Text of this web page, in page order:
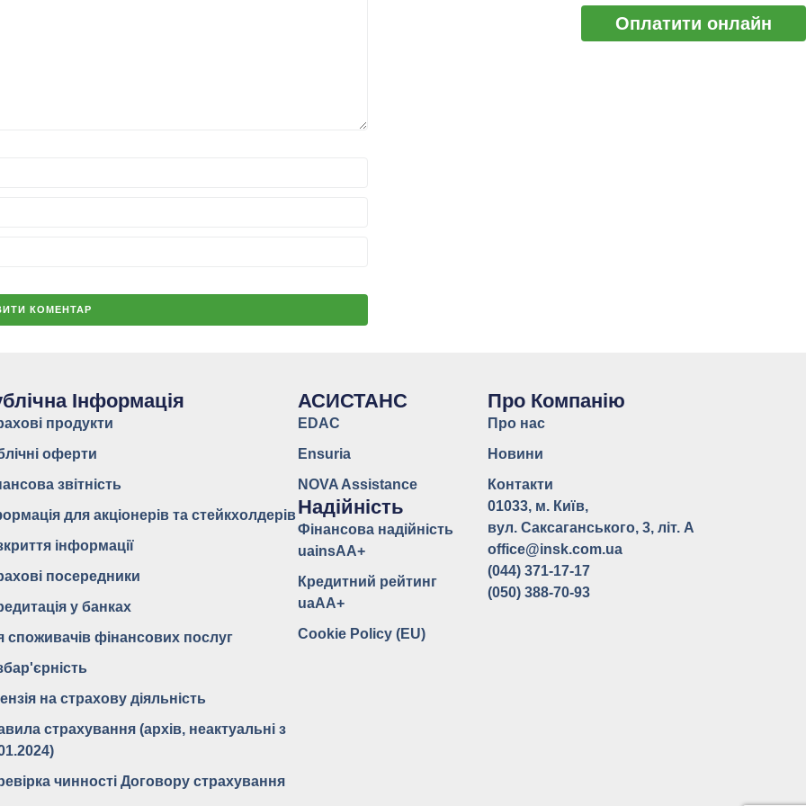
Оплатити онлайн
Інформація
продукти
оферти
звітність
для акціонерів та стейкхолдерів
інформації
посередники
у банках
споживачів фінансових послуг
на страхову діяльність
страхування (архів, неактуальні з
чинності Договору страхування
АСИСТАНС
EDAC
Ensuria
NOVA Assistance
Надійність
Фінансова надійність
uainsAA+
Кредитний рейтинг
uaAA+
Cookie Policy (EU)
Про Компанію
Про нас
Новини
Контакти
01033, м. Київ,
вул. Саксаганського, 3, літ. А
office@insk.com.ua
(044) 371-17-17
(050) 388-70-93